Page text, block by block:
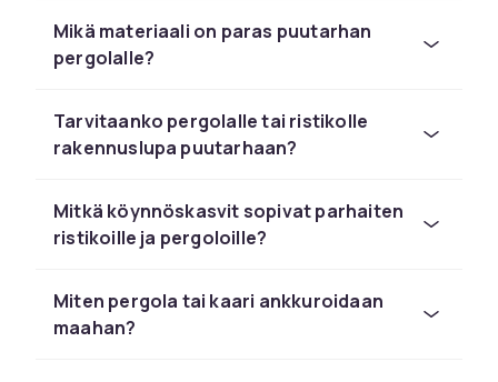
ruukkujen esittelyyn säleikön vieressä. Nopea
toimitus CDONista.
Mikä materiaali on paras puutarhan
pergolalle?
Tarvitaanko pergolalle tai ristikolle
rakennuslupa puutarhaan?
Mitkä köynnöskasvit sopivat parhaiten
ristikoille ja pergoloille?
Miten pergola tai kaari ankkuroidaan
maahan?